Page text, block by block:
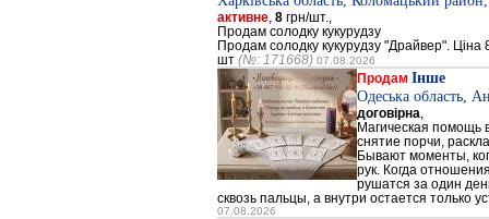
активне 8 грн/шт.,
Продам солодку кукурудзу
Продам солодку кукурудзу "Драйвер". Ціна
шт (№: 171668) 07.08.2026
Продам Інше
Одеська область,
договірна
Магическая помощь
снятие порчи,
Бывают моменты,
рук. Когда
рушатся за один
сквозь пальцы, а внутри остается только
07.08.2026